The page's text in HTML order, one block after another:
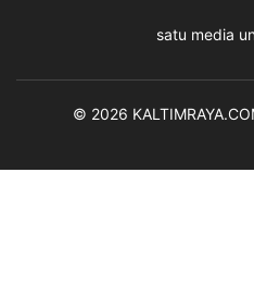
satu media
© 2026